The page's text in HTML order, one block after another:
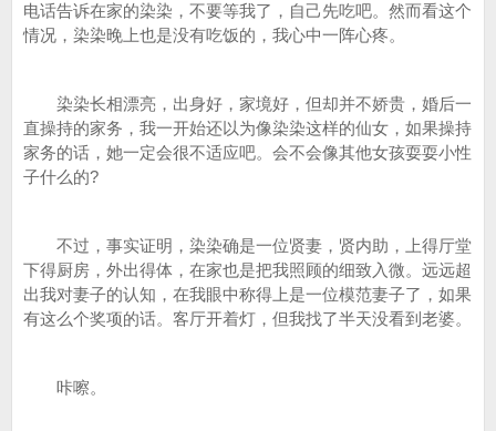
电话告诉在家的染染，不要等我了，自己先吃吧。然而看这个
情况，染染晚上也是没有吃饭的，我心中一阵心疼。
染染长相漂亮，出身好，家境好，但却并不娇贵，婚后一
直操持的家务，我一开始还以为像染染这样的仙女，如果操持
家务的话，她一定会很不适应吧。会不会像其他女孩耍耍小性
子什么的?
不过，事实证明，染染确是一位贤妻，贤内助，上得厅堂
下得厨房，外出得体，在家也是把我照顾的细致入微。远远超
出我对妻子的认知，在我眼中称得上是一位模范妻子了，如果
有这么个奖项的话。客厅开着灯，但我找了半天没看到老婆。
咔嚓。